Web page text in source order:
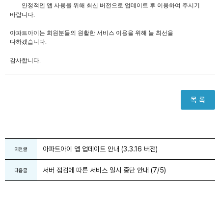
안정적인 앱 사용을 위해 최신 버전으로 업데이트 후 이용하여 주시기
바랍니다.
아파트아이는 회원분들의 원활한 서비스 이용을 위해 늘 최선을
다하겠습니다.
감사합니다.
목 록
이전글 아파트아이 앱 업데이트 안내 (3.3.16 버전)
다음글 서버 점검에 따른 서비스 일시 중단 안내 (7/5)